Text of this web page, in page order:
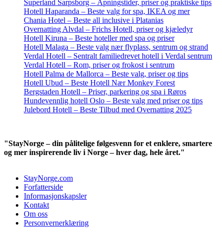
Superland Sarpsborg – Åpningstider, priser og praktiske tips
Hotell Haparanda – Beste valg for spa, IKEA og mer
Chania Hotel – Beste all inclusive i Platanias
Overnatting Alvdal – Frichs Hotell, priser og kjæledyr
Hotell Kiruna – Beste hoteller med spa og priser
Hotell Malaga – Beste valg nær flyplass, sentrum og strand
Verdal Hotell – Sentralt familiedrevet hotell i Verdal sentrum
Verdal Hotell – Rom, priser og frokost i sentrum
Hotell Palma de Mallorca – Beste valg, priser og tips
Hotell Ubud – Beste Hotell Nær Monkey Forest
Bergstaden Hotell – Priser, parkering og spa i Røros
Hundevennlig hotell Oslo – Beste valg med priser og tips
Julebord Hotell – Beste Tilbud med Overnatting 2025
"StayNorge – din pålitelige følgesvenn for et enklere, smartere
og mer inspirerende liv i Norge – hver dag, hele året."
StayNorge.com
Forfatterside
Informasjonskapsler
Kontakt
Om oss
Personvernerklæring